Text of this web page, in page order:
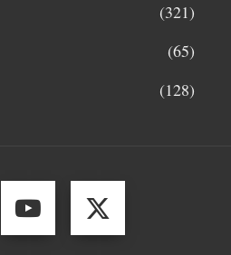
(321)
(65)
(128)